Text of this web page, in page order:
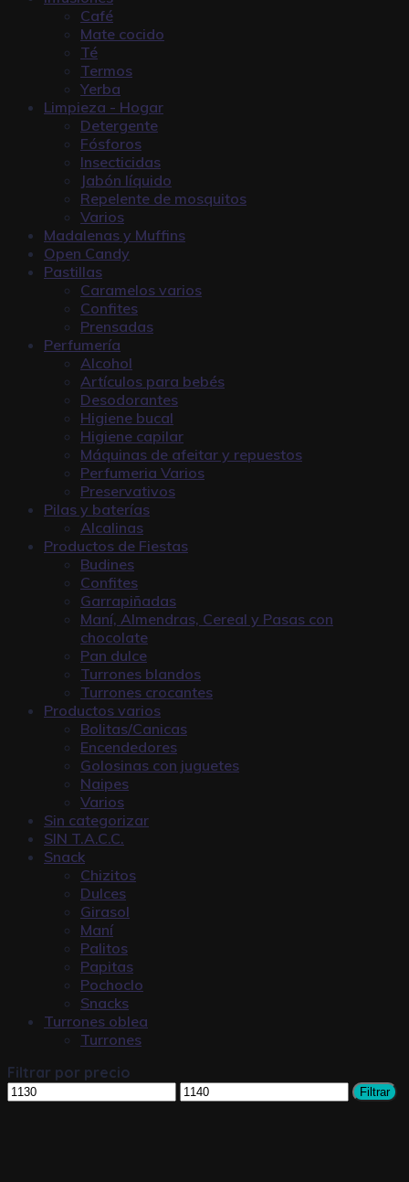
Café
Mate cocido
Té
Termos
Yerba
Limpieza - Hogar
Detergente
Fósforos
Insecticidas
Jabón líquido
Repelente de mosquitos
Varios
Madalenas y Muffins
Open Candy
Pastillas
Caramelos varios
Confites
Prensadas
Perfumería
Alcohol
Artículos para bebés
Desodorantes
Higiene bucal
Higiene capilar
Máquinas de afeitar y repuestos
Perfumeria Varios
Preservativos
Pilas y baterías
Alcalinas
Productos de Fiestas
Budines
Confites
Garrapiñadas
Maní, Almendras, Cereal y Pasas con
chocolate
Pan dulce
Turrones blandos
Turrones crocantes
Productos varios
Bolitas/Canicas
Encendedores
Golosinas con juguetes
Naipes
Varios
Sin categorizar
SIN T.A.C.C.
Snack
Chizitos
Dulces
Girasol
Maní
Palitos
Papitas
Pochoclo
Snacks
Turrones oblea
Turrones
Filtrar por precio
Filtrar